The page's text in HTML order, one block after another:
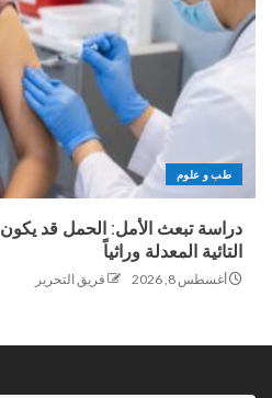
طب و علوم
دراسة تبعث الأمل: الحمل قد يكون
التائية المعدلة وراثياً
أغسطس 8, 2026 فريق التحرير